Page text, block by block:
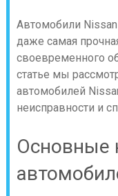
Автомобили
даже самая
своевременного
статье мы
автомобилей
неисправности и
Основные